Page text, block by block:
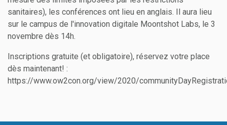
sanitaires), les conférences ont lieu en anglais. Il aura lieu
sur le campus de l'innovation digitale Moontshot Labs, le 3
novembre dès 14h.
Inscriptions gratuite (et obligatoire), réservez votre place
dès maintenant! :
https://www.ow2con.org/view/2020/